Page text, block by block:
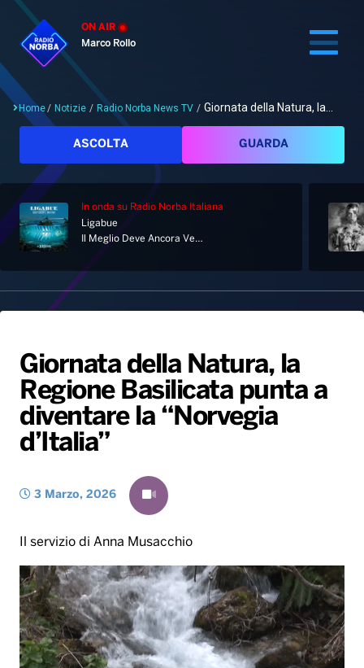
ON AIR
Marco Rollo
Cerca
Home
Palinsesto
Hit Dance
Giochi&Concorsi
PALATOUR
Notizie
Locali
Musica e Spettacolo
Sport
Leggerissime
Playlist
Generale
Novità
Notiziario
Interviste
Speciale Astrabilia 2026
Gallery
Radio Norba News TV
Voce al Bari
Gallery
Home/ Notizie / Radio Norba News TV / Giornata della Natura, la...
ASCOLTA GUARDA
In onda su Radio Norba Italiana
Ligabue
Il Meglio Deve Ancora Venire
Giornata della Natura, la
Regione Basilicata punta a
diventare la “Norvegia
d’Italia”
3 Marzo, 2026
Il servizio di Anna Musacchio